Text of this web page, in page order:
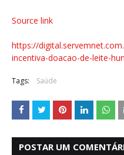
Source link
https://
incentiva-doacao-de-leite-
Tags: Saúde
POSTAR UM